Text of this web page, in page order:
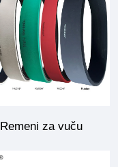
Remeni za vuču